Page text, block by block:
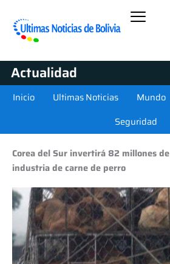
Actualidad
Inicio Ultimas Noticias Mundo
Seguridad
Corea del Sur invertirá 82 millones
industria de carne de perro